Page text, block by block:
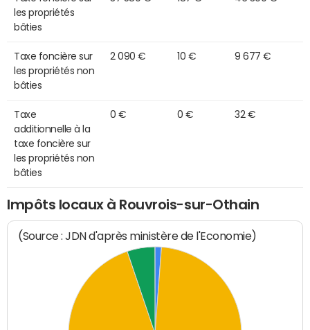
les propriétés
bâties
Taxe foncière sur
les propriétés non
bâties
2 090 € 10 € 9 677 €
Taxe
additionnelle à la
taxe foncière sur
les propriétés non
bâties
0 € 0 € 32 €
Impôts locaux à Rouvrois-sur-Othain
(Source : JDN d'après ministère de l'Economie)